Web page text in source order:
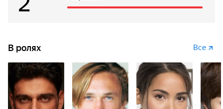
В ролях Все